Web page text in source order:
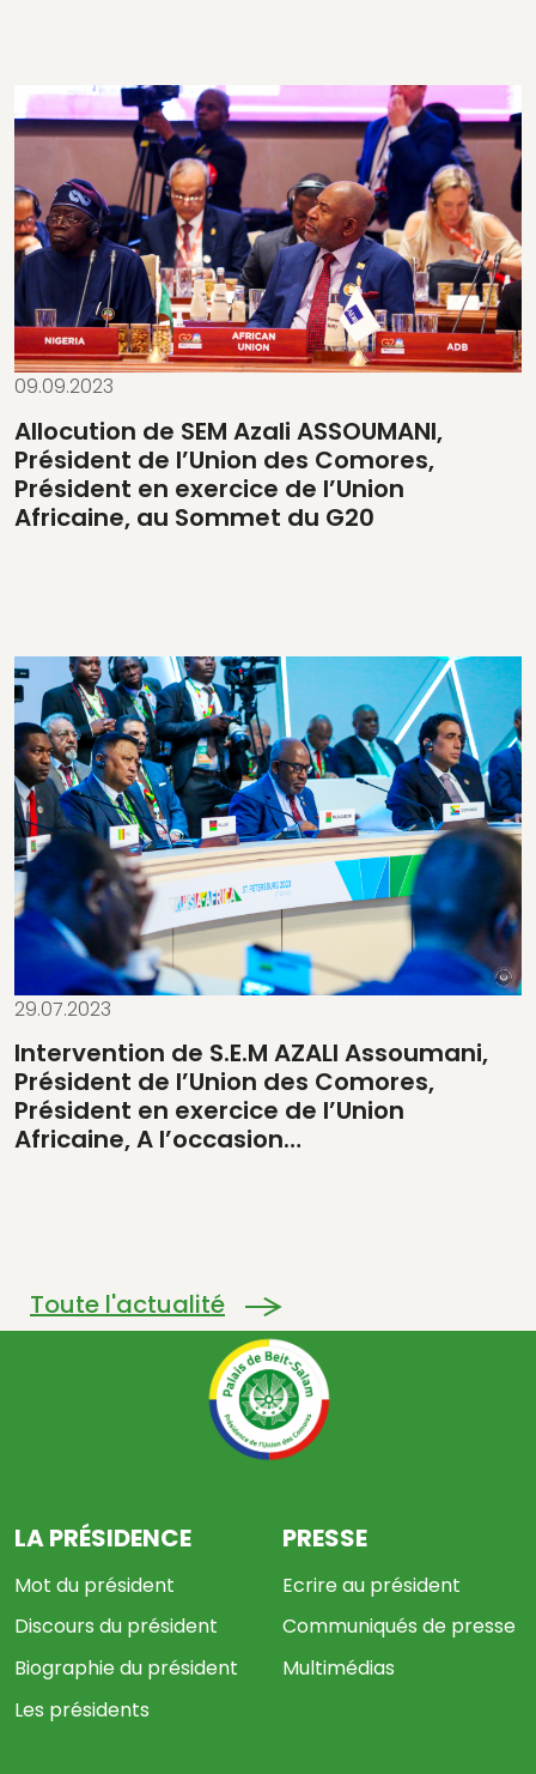
09.09.2023
Allocution de SEM Azali ASSOUMANI,
Président de l’Union des Comores,
Président en exercice de l’Union
Africaine, au Sommet du G20
29.07.2023
Intervention de S.E.M AZALI Assoumani,
Président de l’Union des Comores,
Président en exercice de l’Union
Africaine, A l’occasion…
Toute l'actualité
LA PRÉSIDENCE
Mot du président
Discours du président
Biographie du président
Les présidents
PRESSE
Ecrire au président
Communiqués de presse
Multimédias